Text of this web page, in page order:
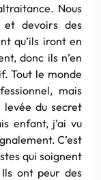
Nous
et devoirs des
qu’ils iront en
donc ils n’en
Tout le monde
mais
levée du secret
enfant, j’ai vu
C’est
qui soignent
ont peur des